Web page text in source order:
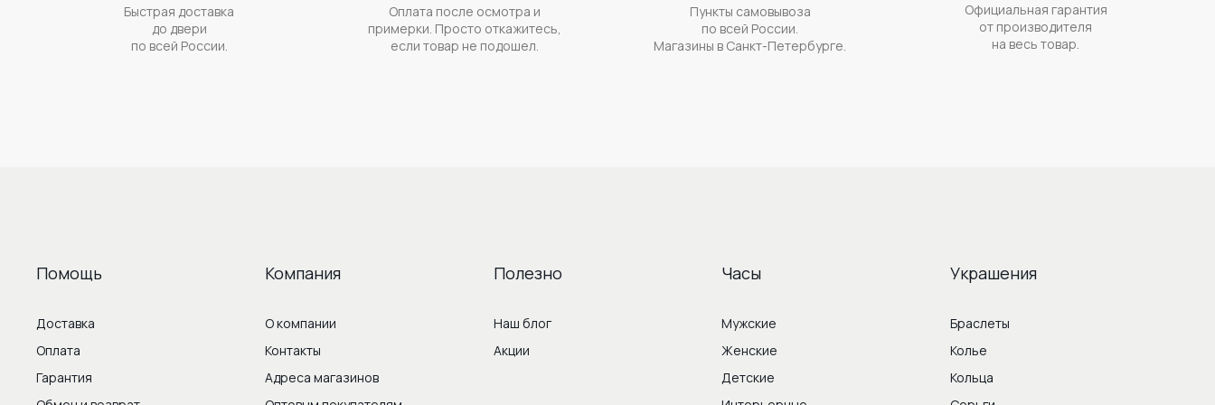
Быстрая доставка
до двери
по всей России.
Оплата после осмотра и
примерки. Просто откажитесь,
если товар не подошел.
Пункты самовывоза
по всей России.
Магазины в Санкт-Петербурге.
Официальная гарантия
от производителя
на весь товар.
Помощь
Доставка
Оплата
Гарантия
Компания
О компании
Контакты
Адреса магазинов
Полезно
Наш блог
Акции
Часы
Мужские
Женские
Детские
Украшения
Браслеты
Колье
Кольца